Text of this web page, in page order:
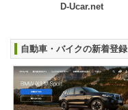
D-Ucar.net
自動車・バイクの新着登録